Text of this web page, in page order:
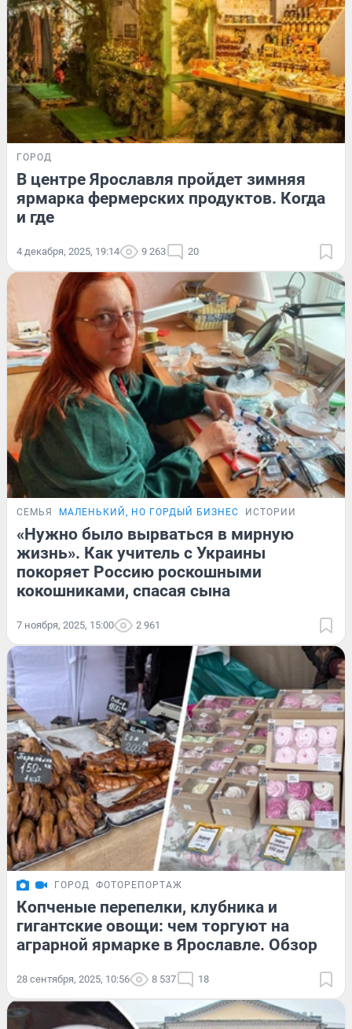
ГОРОД
В центре Ярославля пройдет зимняя
ярмарка фермерских продуктов. Когда
и где
4 декабря, 2025, 19:14 9 263 20
СЕМЬЯ МАЛЕНЬКИЙ, НО ГОРДЫЙ БИЗНЕС ИСТОРИИ
«Нужно было вырваться в мирную
жизнь». Как учитель с Украины
покоряет Россию роскошными
кокошниками, спасая сына
7 ноября, 2025, 15:00 2 961
ГОРОД ФОТОРЕПОРТАЖ
Копченые перепелки, клубника и
гигантские овощи: чем торгуют на
аграрной ярмарке в Ярославле. Обзор
28 сентября, 2025, 10:56 8 537 18